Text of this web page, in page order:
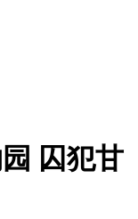
囚犯甘